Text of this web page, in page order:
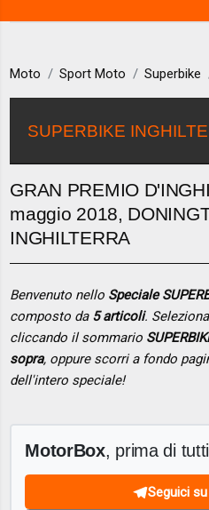
Moto Sport Moto Superbike
SUPERBIKE
GRAN PREMIO
maggio 2018,
INGHILTERRA
Benvenuto nello Speciale
composto da 5 articoli.
cliccando il sommario
sopra, oppure scorri a fondo
dell'intero speciale!
MotorBox, prima di
Seguici